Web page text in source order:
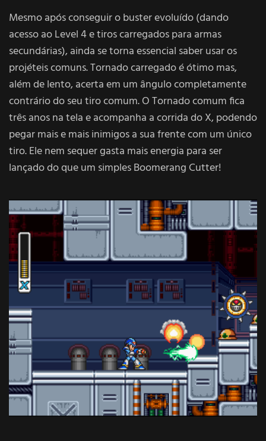
Mesmo após conseguir o buster evoluído (dando
acesso ao Level 4 e tiros carregados para armas
secundárias), ainda se torna essencial saber usar os
projéteis comuns. Tornado carregado é ótimo mas,
além de lento, acerta em um ângulo completamente
contrário do seu tiro comum. O Tornado comum fica
três anos na tela e acompanha a corrida do X, podendo
pegar mais e mais inimigos a sua frente com um único
tiro. Ele nem sequer gasta mais energia para ser
lançado do que um simples Boomerang Cutter!